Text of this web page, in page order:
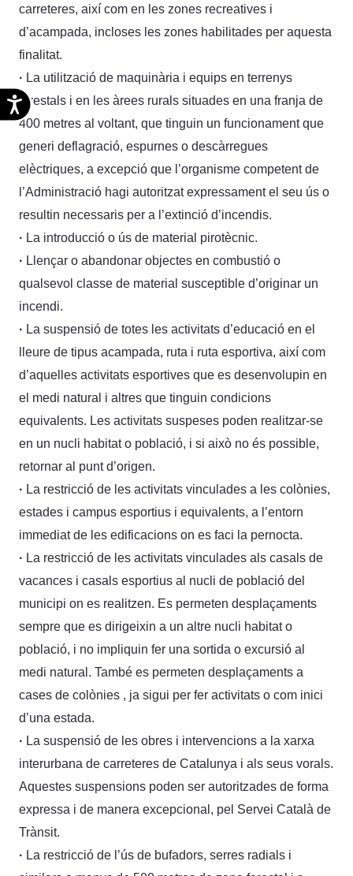
Accesibilidad
carreteres, així com en les zones recreatives i
d’acampada, incloses les zones habilitades per aquesta
finalitat.
· La utilització de maquinària i equips en terrenys
forestals i en les àrees rurals situades en una franja de
400 metres al voltant, que tinguin un funcionament que
generi deflagració, espurnes o descàrregues
elèctriques, a excepció que l’organisme competent de
l’Administració hagi autoritzat expressament el seu ús o
resultin necessaris per a l’extinció d’incendis.
· La introducció o ús de material pirotècnic.
· Llençar o abandonar objectes en combustió o
qualsevol classe de material susceptible d’originar un
incendi.
· La suspensió de totes les activitats d’educació en el
lleure de tipus acampada, ruta i ruta esportiva, així com
d’aquelles activitats esportives que es desenvolupin en
el medi natural i altres que tinguin condicions
equivalents. Les activitats suspeses poden realitzar-se
en un nucli habitat o població, i si això no és possible,
retornar al punt d’origen.
· La restricció de les activitats vinculades a les colònies,
estades i campus esportius i equivalents, a l’entorn
immediat de les edificacions on es faci la pernocta.
· La restricció de les activitats vinculades als casals de
vacances i casals esportius al nucli de població del
municipi on es realitzen. Es permeten desplaçaments
sempre que es dirigeixin a un altre nucli habitat o
població, i no impliquin fer una sortida o excursió al
medi natural. També es permeten desplaçaments a
cases de colònies , ja sigui per fer activitats o com inici
d’una estada.
· La suspensió de les obres i intervencions a la xarxa
interurbana de carreteres de Catalunya i als seus vorals.
Aquestes suspensions poden ser autoritzades de forma
expressa i de manera excepcional, pel Servei Català de
Trànsit.
· La restricció de l’ús de bufadors, serres radials i